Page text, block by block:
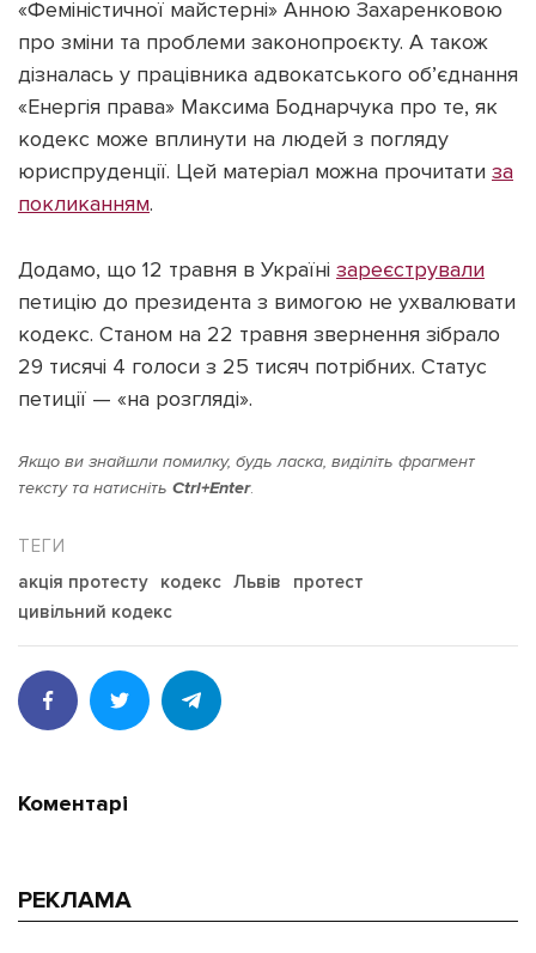
«Феміністичної майстерні» Анною Захаренковою
про зміни та проблеми законопроєкту. А також
дізналась у працівника адвокатського об’єднання
«Енергія права» Максима Боднарчука про те, як
кодекс може вплинути на людей з погляду
юриспруденції. Цей матеріал можна прочитати за
покликанням.
Додамо, що 12 травня в Україні зареєстрували
петицію до президента з вимогою не ухвалювати
кодекс. Станом на 22 травня звернення зібрало
29 тисячі 4 голоси з 25 тисяч потрібних. Статус
петиції — «на розгляді».
Якщо ви знайшли помилку, будь ласка, виділіть фрагмент
тексту та натисніть Ctrl+Enter.
акція протесту кодекс Львів
протест
цивільний кодекс
Коментарі
РЕКЛАМА